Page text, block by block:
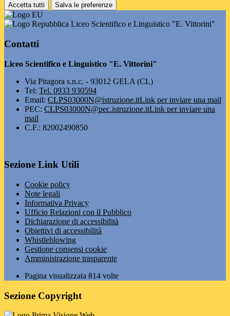
Accetta tutti Salva le preferenze
Liceo Scientifico e Linguistico "E. Vittorini"
Contatti
Liceo Scientifico e Linguistico "E. Vittorini"
Via Pitagora s.n.c. - 93012 GELA (CL)
Tel: Tel. 0933 930594
Email: CLPS03000N@istruzione.itLink per inviare una mail
PEC: CLPS03000N@pec.istruzione.itLink per inviare una
mail
C.F.: 82002490850
Sezione Link Utili
Cookie policy
Note legali
Informativa Privacy
Ufficio Relazioni con il Pubblico
Dichiarazione di accessibilità
Obiettivi di accessibilità
Whistleblowing
Gestione consensi cookie
Amministrazione trasparente
Pagina visualizzata 814 volte
Sezione Copyright